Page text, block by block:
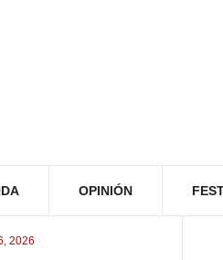
OPINIÓN
2026